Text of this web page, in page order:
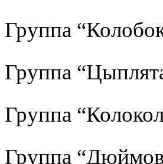
Группа
Группа
Группа
Группа